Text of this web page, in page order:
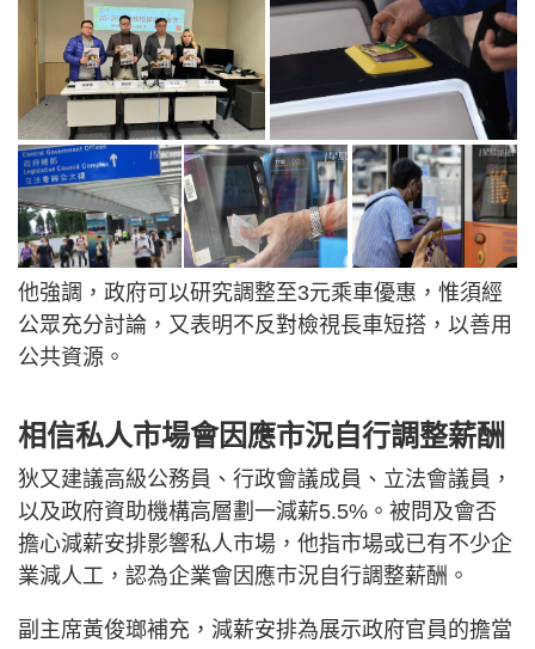
他強調，政府可以研究調整至3元乘車優惠，惟須經
公眾充分討論，又表明不反對檢視長車短搭，以善用
公共資源。
相信私人市場會因應市況自行調整薪酬
狄又建議高級公務員、行政會議成員、立法會議員，
以及政府資助機構高層劃一減薪5.5%。被問及會否
擔心減薪安排影響私人市場，他指市場或已有不少企
業減人工，認為企業會因應市況自行調整薪酬。
副主席黃俊瑯補充，減薪安排為展示政府官員的擔當